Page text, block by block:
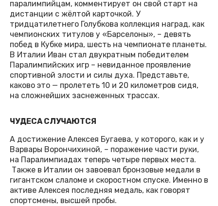
паралимпийцам, комментирует он свой старт на
дистанции с жёлтой карточкой. У
тридцатилетнего Голубкова коллекция наград, как
чемпионских титулов у «Барселоны», – девять
побед в Кубке мира, шесть на чемпионате планеты.
В Италии Иван стал двукратным победителем
Паралимпийских игр – невиданное проявление
спортивной злости и силы духа. Представьте,
каково это — пролететь 10 и 20 километров сидя,
на сложнейших заснеженных трассах.
ЧУДЕСА СЛУЧАЮТСЯ
А достижение Алексея Бугаева, у которого, как и у
Варвары Ворончихиной, – поражение части руки,
на Паралимпиадах теперь четыре первых места.
Также в Италии он завоевал бронзовые медали в
гигантском слаломе и скоростном спуске. Именно в
активе Алексея последняя медаль, как говорят
спортсмены, высшей пробы.